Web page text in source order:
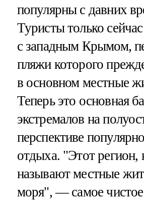
популярны с давних
Туристы только
с западным Крымом,
пляжи которого
в основном местные
Теперь это основная
экстремалов на
перспективе
отдыха. "Этот регион,
называют местные
моря", — самое